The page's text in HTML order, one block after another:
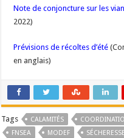
Note de conjoncture sur les
2022)
Prévisions de récoltes d’été
en anglais)
Tags CALAMITÉS
FNSEA
MODEF SÉCHERESSE